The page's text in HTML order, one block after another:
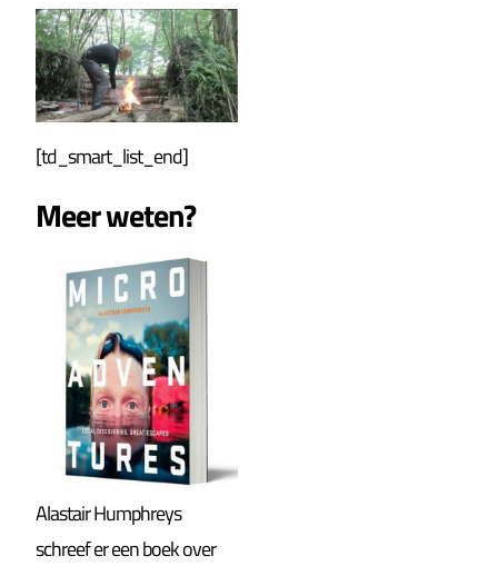
[td_smart_list_end]
Meer weten?
Alastair Humphreys
schreef er een boek over